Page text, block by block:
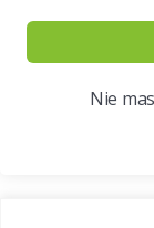
Nie